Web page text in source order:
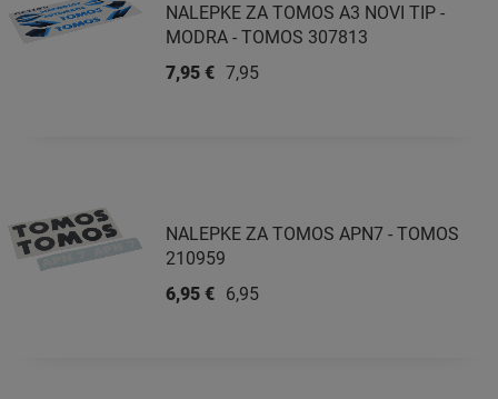
NALEPKE ZA TOMOS A3 NOVI TIP -
MODRA - TOMOS 307813
7,95 €
7,95 €
NALEPKE ZA TOMOS APN7 - TOMOS
210959
6,95 €
6,95 €